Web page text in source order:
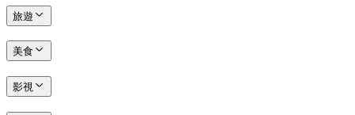
旅遊
美食
影視